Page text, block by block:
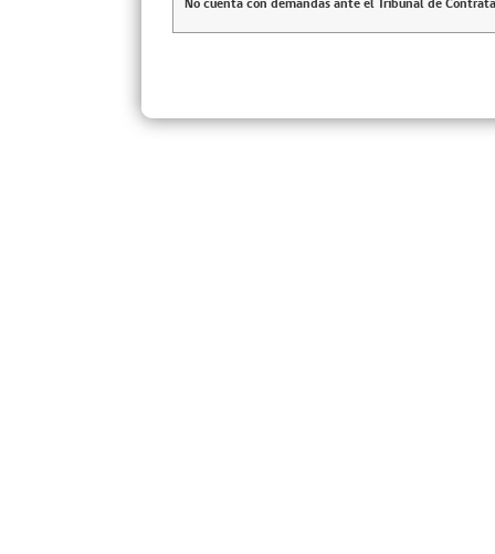
No cuenta con demandas ante el Tribunal de